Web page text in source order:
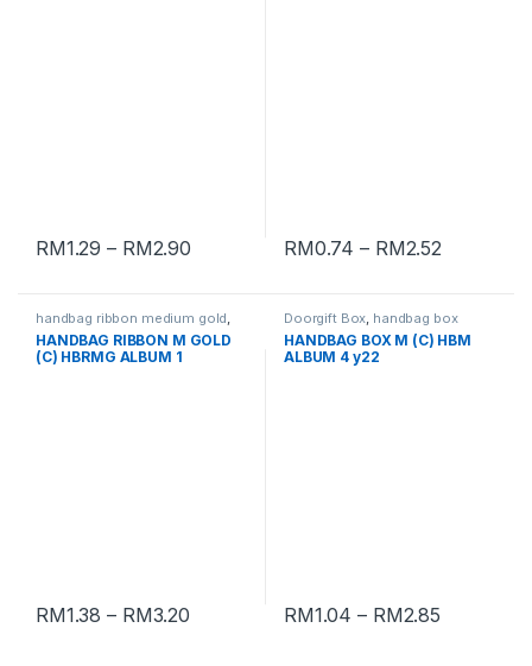
RM1.29 – RM2.90 RM0.74 – RM2.52
handbag ribbon medium gold
handbag box
HANDBAG RIBBON M GOLD
(C) HBRMG ALBUM 1
RM1.38 – RM3.20
Doorgift Box handbag box
HANDBAG BOX M (C) HBM
ALBUM 4 y22
RM1.04 – RM2.85